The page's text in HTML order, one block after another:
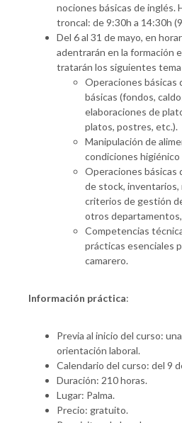
nociones básicas de inglés.
troncal: de 9:30h a 14:30h
Del 6 al 31 de mayo, en
adentrarán en la formación
tratarán los siguientes
Operaciones básicas
básicas (fondos,
elaboraciones de
platos, postres, etc.).
Manipulación de
condiciones higiénico
Operaciones básicas
de stock,
criterios de gestión
otros
Competencias
prácticas esenciales
camarero.
Información práctica:
Previa al inicio del curso:
orientación laboral.
Calendario del curso: del 9
Duración: 210 horas.
Lugar: Palma.
Precio: gratuito.